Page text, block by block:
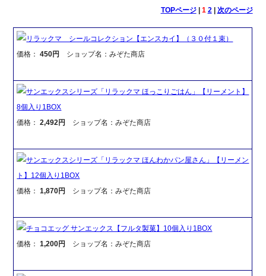
TOPページ| 1 2| 次のページ
リラックマ シールコレクション【エンスカイ】（３０付１束）
価格：450円 ショップ名：みぞた商店
サンエックスシリーズ「リラックマ ほっこりごはん」【リーメント】
8個入り1BOX
価格：2,492円 ショップ名：みぞた商店
サンエックスシリーズ「リラックマ ほんわかパン屋さん」【リーメン
ト】12個入り1BOX
価格：1,870円 ショップ名：みぞた商店
チョコエッグ サンエックス【フルタ製菓】10個入り1BOX
価格：1,200円 ショップ名：みぞた商店